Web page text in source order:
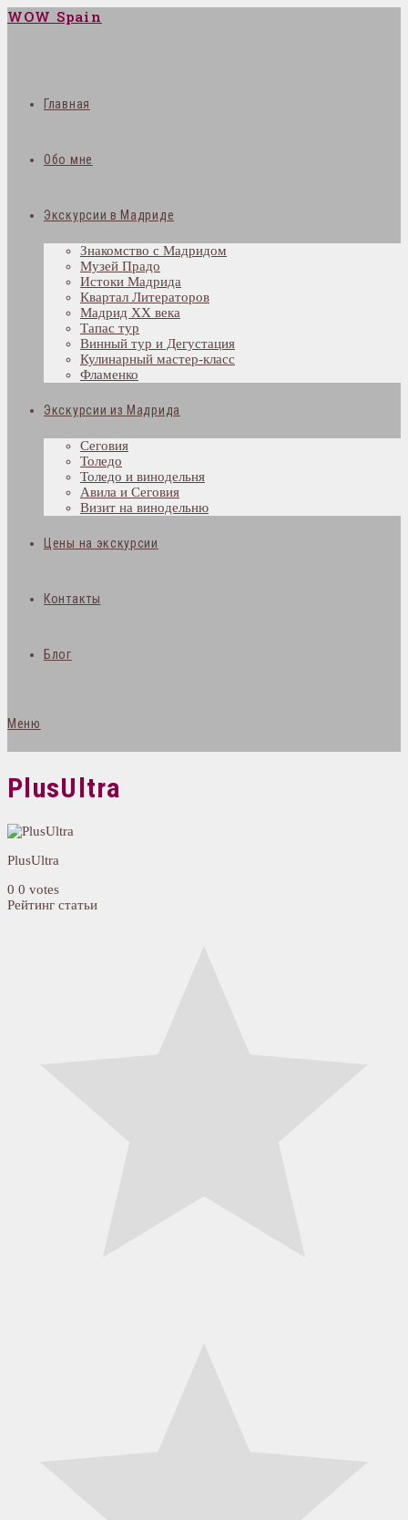
WOW Spain
Главная
Обо мне
Экскурсии в Мадриде
Знакомство с Мадридом
Музей Прадо
Истоки Мадрида
Квартал Литераторов
Мадрид XX века
Тапас тур
Винный тур и Дегустация
Кулинарный мастер-класс
Фламенко
Экскурсии из Мадрида
Сеговия
Толедо
Толедо и винодельня
Авила и Сеговия
Визит на винодельню
Цены на экскурсии
Контакты
Блог
Меню
PlusUltra
PlusUltra
0 0 votes
Рейтинг статьи